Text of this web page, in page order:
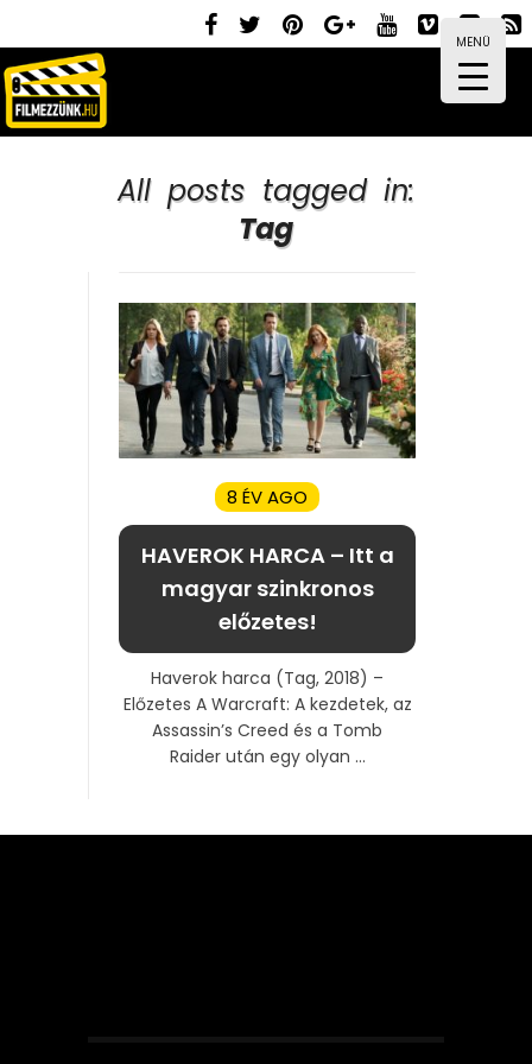
MENÜ
All posts tagged in:
Tag
8 ÉV AGO
HAVEROK HARCA – Itt a
magyar szinkronos
előzetes!
Haverok harca (Tag, 2018) –
Előzetes A Warcraft: A kezdetek, az
Assassin’s Creed és a Tomb
Raider után egy olyan ...